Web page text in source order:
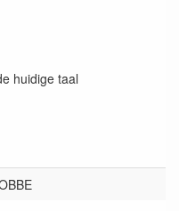
huidige taal